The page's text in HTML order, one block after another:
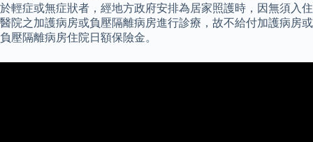
於輕症或無症狀者，經地方政府安排為居家照護時，因無須入住
醫院之加護病房或負壓隔離病房進行診療，故不給付加護病房或
負壓隔離病房住院日額保險金。